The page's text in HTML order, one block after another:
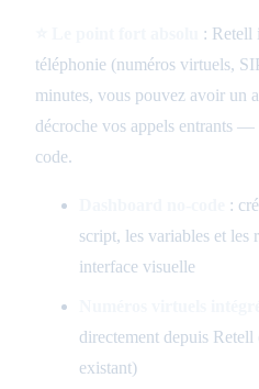
: Retell
téléphonie (numéros virtuels,
minutes, vous pouvez avoir un
décroche vos appels entrants —
code.
:
script, les variables et les
interface visuelle
directement depuis
existant)